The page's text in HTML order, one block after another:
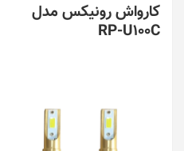
کارواش رونیکس مدل
RP-U100C